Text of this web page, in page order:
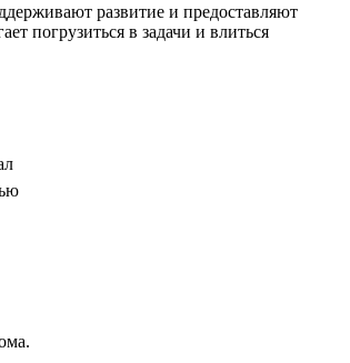
развитие и предоставляют
погрузиться в задачи и влиться